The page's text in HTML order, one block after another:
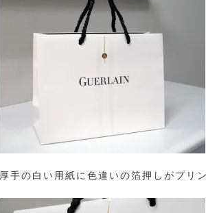
厚手の白い用紙に色違いの箔押しがプリ